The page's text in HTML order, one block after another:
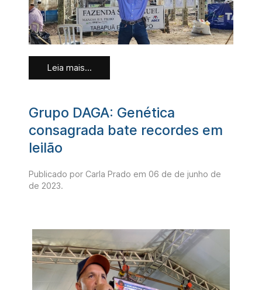
Leia mais...
Grupo DAGA: Genética
consagrada bate recordes em
leilão
Publicado por Carla Prado em 06 de de junho de
de 2023.